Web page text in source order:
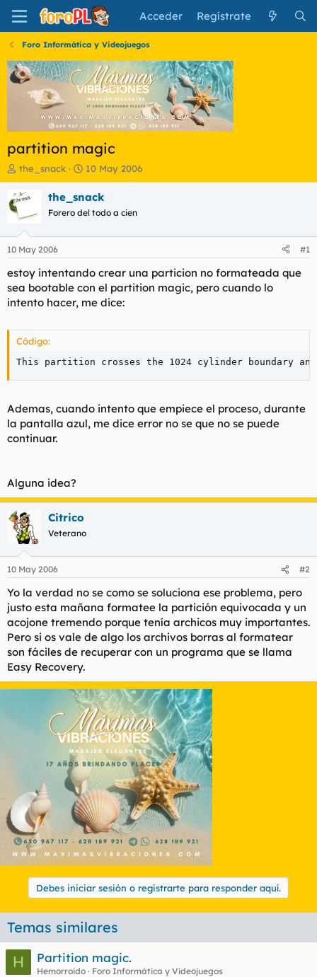
Acceder Regístrate
Foro Informática y Videojuegos
partition magic
I
n
i
i
a
d
o
r
e
l
e
m
a
the_snack
F
e
c
a
i
n
c
i
10 May 2006
the_snack
Forero del todo a cien
10 May 2006 #1
estoy intentando crear una particion no formateada que
sea bootable con el partition magic, pero cuando lo
intento hacer, me dice:
Código:
This partition crosses the 1024 cylinder boundary
Ademas, cuando intento que empiece el proceso, durante
la pantalla azul, me dice error no se que no se puede
continuar.
Alguna idea?
Citrico
Veterano
10 May 2006 #2
Yo la verdad no se como se soluciona ese problema, pero
justo esta mañana formatee la partición equivocada y un
acojone tremendo porque tenía archicos muy importantes.
Pero si os vale de algo los archivos borras al formatear
son fáciles de recuperar con un programa que se llama
Easy Recovery.
Debes iniciar sesión o registrarte para responder aquí.
Temas similares
H
Partition magic.
Hemorroido
Foro Informática y Videojuegos